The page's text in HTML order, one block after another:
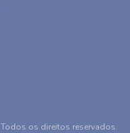
os direitos reservados.